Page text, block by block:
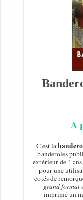
A
C'est la
banderoles
extérieur de 4
pour une
cotés de
grand format
imprimé un